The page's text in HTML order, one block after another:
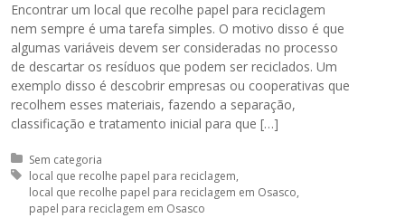
Encontrar um local que recolhe papel para reciclagem
nem sempre é uma tarefa simples. O motivo disso é que
algumas variáveis devem ser consideradas no processo
de descartar os resíduos que podem ser reciclados. Um
exemplo disso é descobrir empresas ou cooperativas que
recolhem esses materiais, fazendo a separação,
classificação e tratamento inicial para que […]
Posted in:
Sem categoria
Tagged with:
local que recolhe papel para reciclagem
local que recolhe papel para reciclagem em Osasco
papel para reciclagem em Osasco